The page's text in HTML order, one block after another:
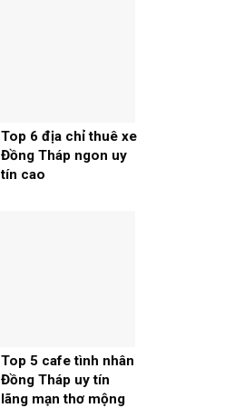
Top 6 địa chỉ thuê xe
Đồng Tháp ngon uy
tín cao
Top 5 cafe tình nhân
Đồng Tháp uy tín
lãng mạn thơ mộng